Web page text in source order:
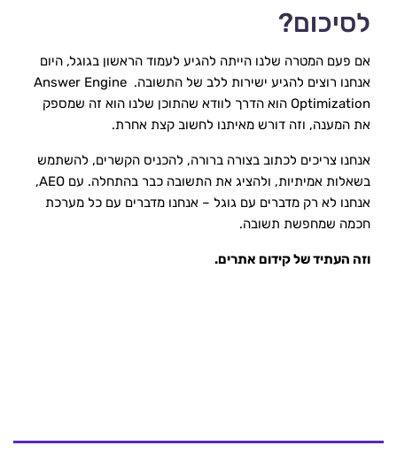
לסיכום?
אנחנו רוצים להגיע ישירות ללב של התשובה. Answer Engine
את המענה, וזה דורש מאיתנו לחשוב קצת אחרת.
חכמה שמחפשת תשובה.
וזה העתיד של קידום אתרים.